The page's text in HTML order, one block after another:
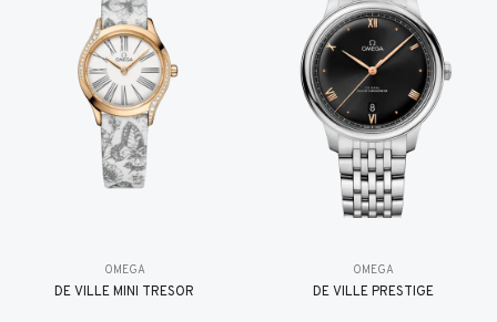
OMEGA
DE VILLE MINI TRÉSOR
OMEGA
DE VILLE PRESTIGE